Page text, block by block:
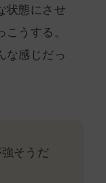
状態にさせ
うする。
な感じだっ
そうだ